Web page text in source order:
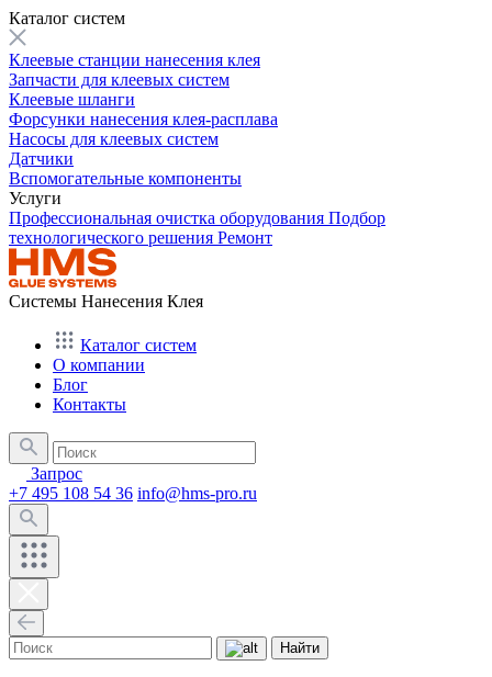
Каталог систем
Клеевые станции нанесения клея
Запчасти для клеевых систем
Клеевые шланги
Форсунки нанесения клея-расплава
Насосы для клеевых систем
Датчики
Вспомогательные компоненты
Услуги
Профессиональная очистка оборудования Подбор
технологического решения Ремонт
Системы Нанесения Клея
Каталог систем
О компании
Блог
Контакты
Запрос
+7 495 108 54 36 info@hms-pro.ru
Найти